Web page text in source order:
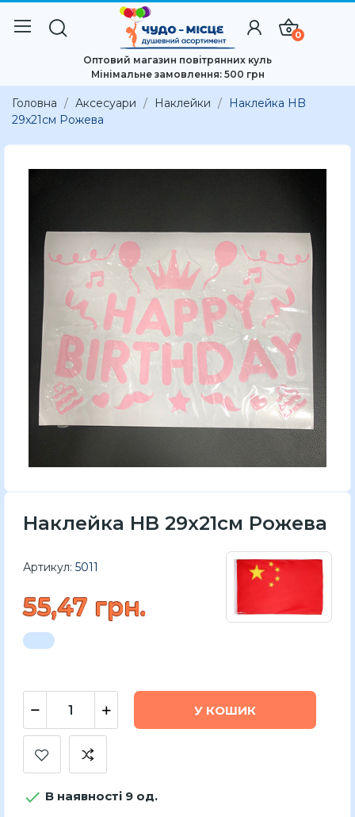
0
Оптовий магазин повітрянних куль
Мінімальне замовлення: 500 грн
Головна Аксесуари Наклейки
Наклейка HB
29x21см Рожева
Наклейка HB 29x21см Рожева
Артикул: 5011
55,47 грн.
У КОШИК
 В наявності 9 од.